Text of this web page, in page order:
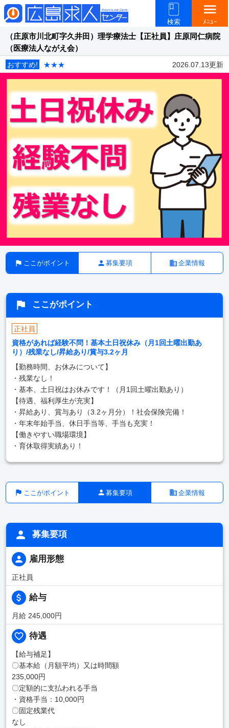
検索
menu
ﾒﾆｭｰ
（庄原市川北町字久井田）理学療法士【正社員】庄原同仁病院
（医療法人ながえ会）
おすすめ! ★★★ 2026.07.13更新
ここがポイント 募集要項 企業情報
ここがポイント
正社員
資格があれば経験不問！基本土日祝休み（月1回土曜出勤あ
り）/残業なし/昇給あり/賞与3.2ヶ月
【勤務時間、お休みについて】
・残業なし！
・基本、土日祝はお休みです！（月1回土曜出勤あり）
【待遇、福利厚生が充実】
・昇給あり、賞与あり（3.2ヶ月分）！社会保険完備！
・年末年始手当、休日手当等、手当も充実！
【働きやすい職場環境】
・育休取得実績あり！
ここがポイント 募集要項 企業情報
募集要項
雇用形態
正社員
給与
月給 245,000円
待遇
【給与補足】
〇基本給（月額平均）又は時間額
235,000円
〇定額的に支払われる手当
・資格手当：10,000円
〇固定残業代
なし